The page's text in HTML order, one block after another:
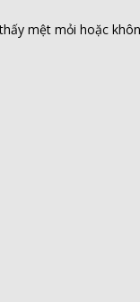
mệt mỏi hoặc